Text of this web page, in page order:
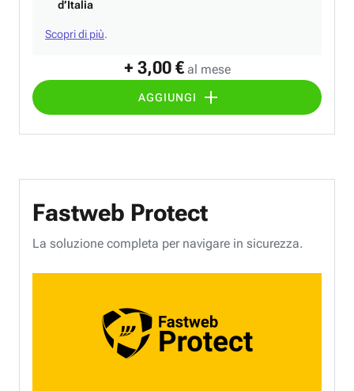
+ 3,00 € al mese
AGGIUNGI
d’Italia
Scopri di più.
Fastweb Protect
La soluzione completa per navigare in sicurezza.